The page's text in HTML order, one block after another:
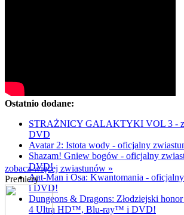
Ostatnio dodane:
STRAŻNICY GALAKTYKI VOL 3 -
DVD
Avatar 2: Istota wody - oficjalny
Shazam! Gniew bogów - oficjalny
DVD!
Ant-Man i Osa: Kwantomania -
i DVD!
Dungeons & Dragons: Złodziejski
4 Ultra HD™, Blu-ray™ i DVD!
zobacz więcej zwiastunów »
Premiery